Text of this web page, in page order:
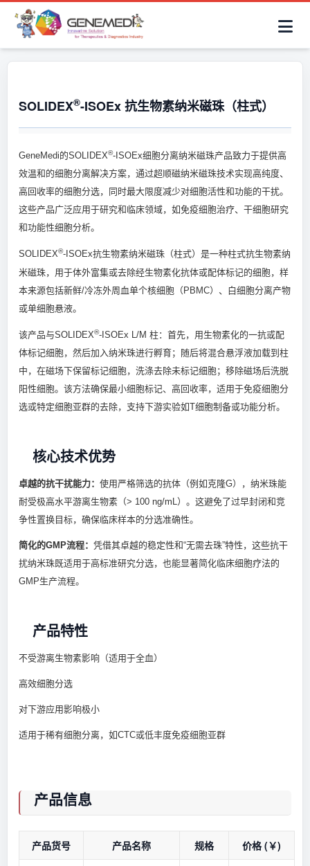
SOLIDEX®-ISOEx 抗生物素纳米磁珠（柱式）
GeneMedi的SOLIDEX®-ISOEx细胞分离纳米磁珠产品致力于提供高
效温和的细胞分离解决方案，通过超顺磁纳米磁珠技术实现高纯度、
高回收率的细胞分选，同时最大限度减少对细胞活性和功能的干扰。
这些产品广泛应用于研究和临床领域，如免疫细胞治疗、干细胞研究
和功能性细胞分析。
SOLIDEX®-ISOEx抗生物素纳米磁珠（柱式）是一种柱式抗生物素纳
米磁珠，用于体外富集或去除经生物素化抗体或配体标记的细胞，样
本来源包括新鲜/冷冻外周血单个核细胞（PBMC）、白细胞分离产物
或单细胞悬液。
该产品与SOLIDEX®-ISOEx L/M 柱：首先，用生物素化的一抗或配
体标记细胞，然后加入纳米珠进行孵育；随后将混合悬浮液加载到柱
中，在磁场下保留标记细胞，洗涤去除未标记细胞；移除磁场后洗脱
阳性细胞。该方法确保最小细胞标记、高回收率，适用于免疫细胞分
选或特定细胞亚群的去除，支持下游实验如T细胞制备或功能分析。
核心技术优势
卓越的抗干扰能力： 使用严格筛选的抗体（例如克隆G），纳米珠能
耐受极高水平游离生物素（> 100 ng/mL）。这避免了过早封闭和竞
争性置换目标，确保临床样本的分选准确性。
简化的GMP流程： 凭借其卓越的稳定性和“无需去珠”特性，这些抗干
扰纳米珠既适用于高标准研究分选，也能显著简化临床细胞疗法的
GMP生产流程。
产品特性
不受游离生物素影响（适用于全血）
高效细胞分选
对下游应用影响极小
适用于稀有细胞分离，如CTC或低丰度免疫细胞亚群
产品信息
产品货号 产品名称 规格 价格 (￥)